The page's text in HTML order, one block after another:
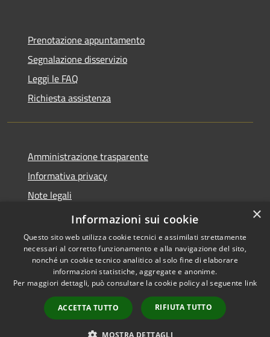
Prenotazione appuntamento
Segnalazione disservizio
Leggi le FAQ
Richiesta assistenza
Amministrazione trasparente
Informativa privacy
Note legali
Dichiarazione di accessibilità
Accessibilità
Copyright © 2026 • Comune di
Paternò • Powered by
Municipium•
Accesso
redazione
×
Informazioni sui cookie
Questo sito web utilizza cookie tecnici e assimilati strettamente
necessari al corretto funzionamento e alla navigazione del sito,
nonché un cookie tecnico analitico al solo fine di elaborare
informazioni statistiche, aggregate e anonime.
Per maggiori dettagli, può consultare la cookie policy al seguente link
ACCETTA TUTTO RIFIUTA TUTTO
MOSTRA DETTAGLI